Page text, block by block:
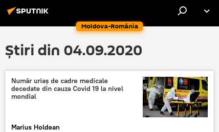
Moldova-România
Știri din 04.09.2020
Număr uriaș de cadre medicale
decedate din cauza Covid 19 la nivel
mondial
Marius Holdean